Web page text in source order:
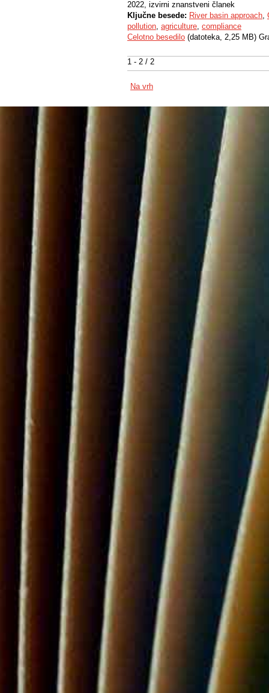
1 - 2 / 2
2022, izvirni znanstveni članek
Ključne besede: River basin approach,
pollution, agriculture, compliance
Celotno besedilo (datoteka, 2,25 MB)
Na vrh